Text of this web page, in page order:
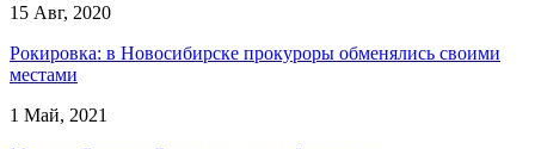
15 Авг, 2020
Рокировка: в Новосибирске прокуроры обменялись своими
местами
1 Май, 2021